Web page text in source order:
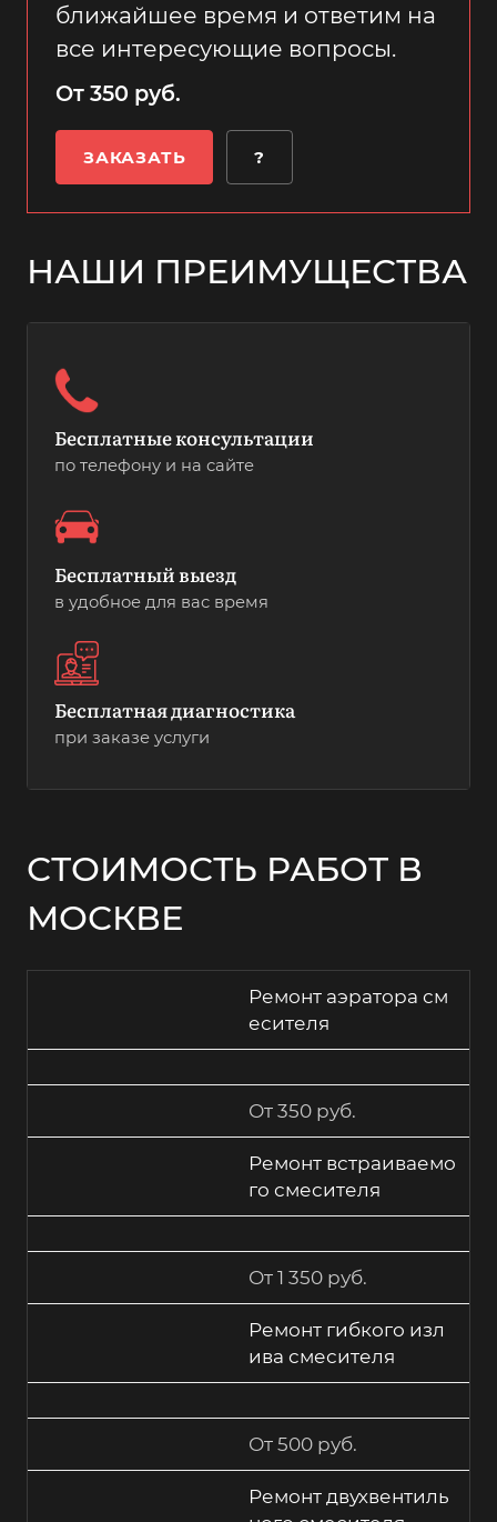
ближайшее время и ответим на
все интересующие вопросы.
От 350 руб.
ЗАКАЗАТЬ ?
НАШИ ПРЕИМУЩЕСТВА
Бесплатные консультации
по телефону и на сайте
Бесплатный выезд
в удобное для вас время
Бесплатная диагностика
при заказе услуги
СТОИМОСТЬ РАБОТ В
МОСКВЕ
Ремонт аэратора см
есителя
От 350 руб.
Ремонт встраиваемо
го смесителя
От 1 350 руб.
Ремонт гибкого изл
ива смесителя
От 500 руб.
Ремонт двухвентиль